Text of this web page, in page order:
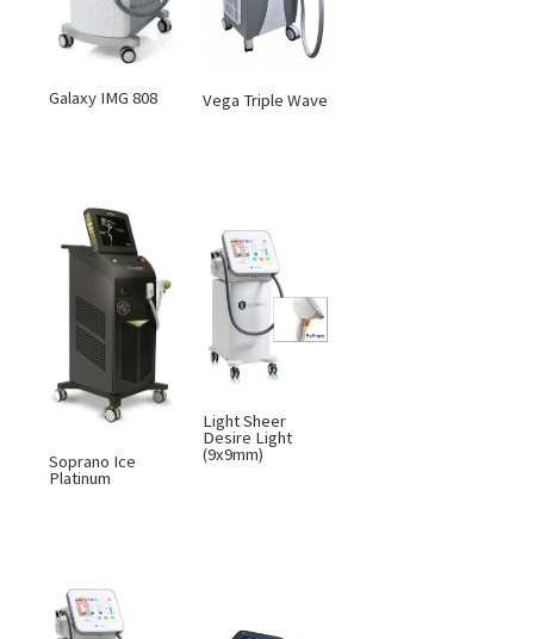
Galaxy IMG 808 Vega Triple Wave
Soprano Ice
Platinum
Light Sheer
Desire Light
(9x9mm)